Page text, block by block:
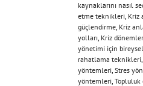
kaynaklarını nasıl
etme teknikleri, Kriz
güçlendirme, Kriz
yolları, Kriz
yönetimi için
rahatlama teknikleri,
yöntemleri, Stres
yöntemleri, Topluluk